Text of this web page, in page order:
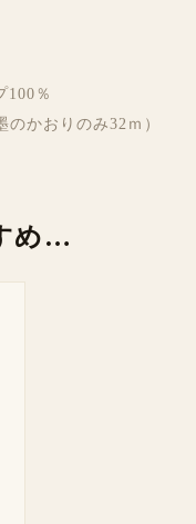
100％
かおりのみ32ｍ）
め…